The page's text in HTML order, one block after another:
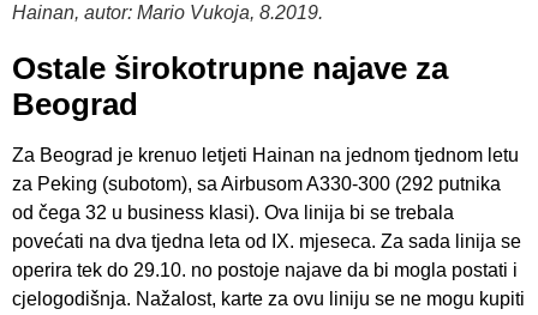
Hainan, autor: Mario Vukoja, 8.2019.
Ostale širokotrupne najave za
Beograd
Za Beograd je krenuo letjeti Hainan na jednom tjednom letu
za Peking (subotom), sa Airbusom A330-300 (292 putnika
od čega 32 u business klasi). Ova linija bi se trebala
povećati na dva tjedna leta od IX. mjeseca. Za sada linija se
operira tek do 29.10. no postoje najave da bi mogla postati i
cjelogodišnja. Nažalost, karte za ovu liniju se ne mogu kupiti